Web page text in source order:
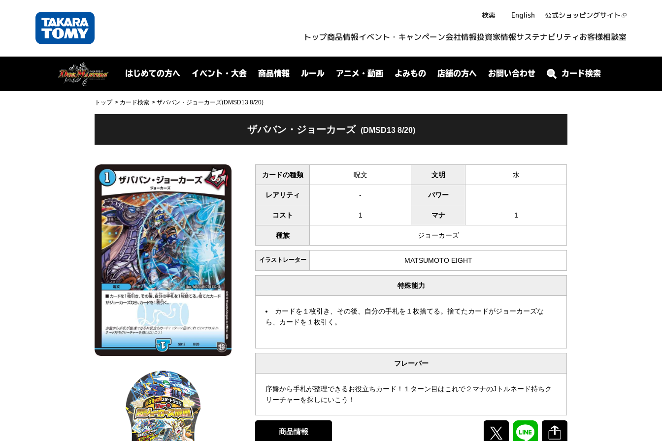
検索 English 公式ショッピングサイト
トップ商品情報イベント・キャンペーン会社情報投資家情報サステナビリティお客様相談室
はじめての方へ イベント・大会 商品情報 ルール アニメ・動画 よみもの 店舗の方へ お問い合わせ カード検索
トップ カード検索 ザババン・ジョーカーズ(DMSD13 8/20)
ザババン・ジョーカーズ (DMSD13 8/20)
カードの種類 呪文 文明 水
レアリティ - パワー
コスト 1 マナ 1
種族 ジョーカーズ
イラストレーター MATSUMOTO EIGHT
特殊能力
カードを１枚引き、その後、自分の手札を１枚捨てる。捨てたカードがジョーカーズな
ら、カードを１枚引く。
フレーバー
序盤から手札が整理できるお役立ちカード！１ターン目はこれで２マナのJトルネード持ちク
リーチャーを探しにいこう！
商品情報